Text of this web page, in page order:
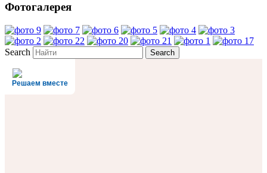
Фотогалерея
Search
Решаем вместе